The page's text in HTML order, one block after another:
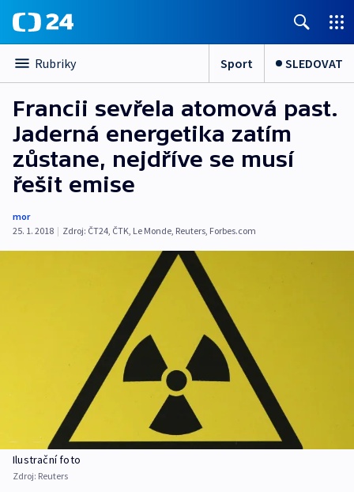
Rubriky Sport SLEDOVAT
Francii sevřela atomová past.
Jaderná energetika zatím
zůstane, nejdříve se musí
řešit emise
mor
25. 1. 2018 | Zdroj: ČT24, ČTK, Le Monde, Reuters, Forbes.com
Ilustrační foto
Zdroj: Reuters